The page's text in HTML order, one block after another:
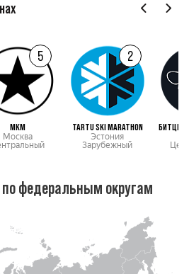
5
МКМ
Москва
2
TARTU SKI MARATHON
Эстония
Зарубежный
федеральным округам